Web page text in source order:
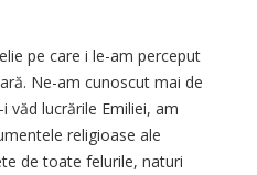
pe care i le-am perceput
Ne-am cunoscut mai de
văd lucrările Emiliei, am
religioase ale
de toate felurile, naturi